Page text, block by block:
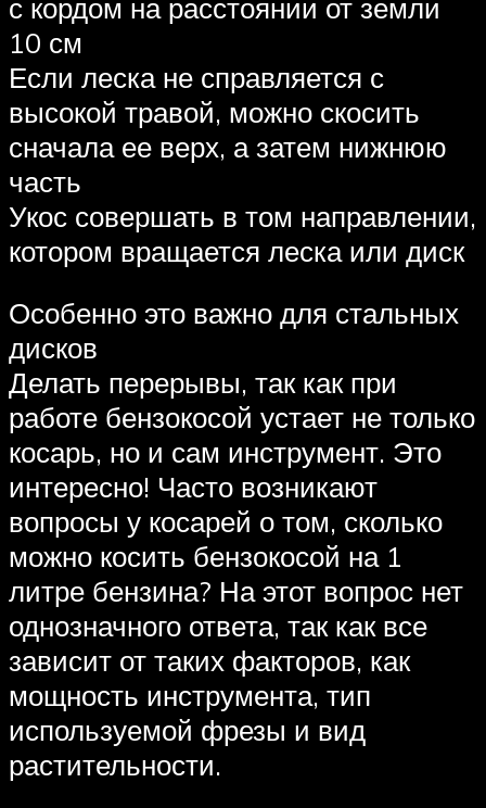
с кордом на расстоянии от земли
10 см
Если леска не справляется с
высокой травой, можно скосить
сначала ее верх, а затем нижнюю
часть
Укос совершать в том направлении,
котором вращается леска или диск
Особенно это важно для стальных
дисков
Делать перерывы, так как при
работе бензокосой устает не только
косарь, но и сам инструмент. Это
интересно! Часто возникают
вопросы у косарей о том, сколько
можно косить бензокосой на 1
литре бензина? На этот вопрос нет
однозначного ответа, так как все
зависит от таких факторов, как
мощность инструмента, тип
используемой фрезы и вид
растительности.